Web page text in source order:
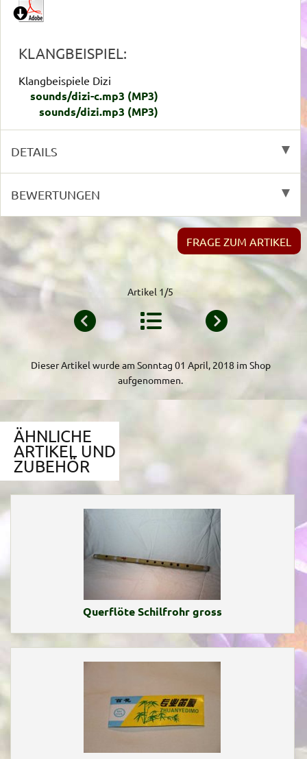
KLANGBEISPIEL:
Klangbeispiele Dizi
sounds/dizi-c.mp3 (MP3)
sounds/dizi.mp3 (MP3)
DETAILS
BEWERTUNGEN
FRAGE ZUM ARTIKEL
Artikel 1/5
Dieser Artikel wurde am Sonntag 01 April, 2018 im Shop
aufgenommen.
ÄHNLICHE
ARTIKEL UND
ZUBEHÖR
Querflöte Schilfrohr gross